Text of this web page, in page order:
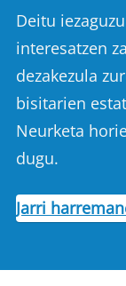
Deitu
interesatzen
dezakezula
bisitarien
Neurketa
dugu.
Jarri